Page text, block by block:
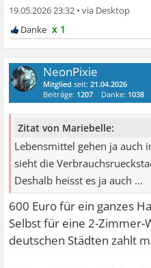
19.05.2026 23:32 •
x 1
NeonPixie
Mitglied seit:21.04.2026
Beiträge: 1207 Danke: 1038
Zitat von Mariebelle:
Lebensmittel gehen ja auch
sieht die
Deshalb heisst es ja auch ...
600 Euro für ein ganzes
Selbst für eine 2-Zimmer-
deutschen Städten zahlt